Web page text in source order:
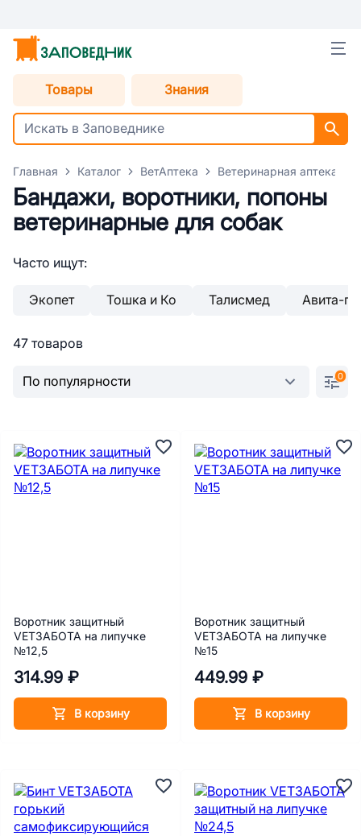
Товары Знания
Главная Каталог ВетАптека Ветеринарная аптека
Бандажи, воротники, попоны
ветеринарные для собак
Часто ищут:
Экопет Тошка и Ко Талисмед Авита-
47 товаров
0
Воротник защитный
VETЗАБОТА на липучке
№12,5
314.99 ₽
В корзину
Воротник защитный
VETЗАБОТА на липучке
№15
449.99 ₽
В корзину